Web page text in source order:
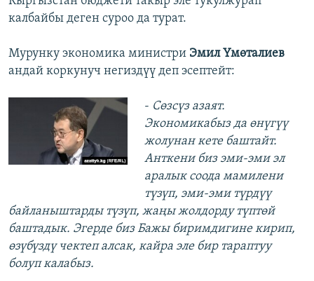
калбайбы деген суроо да турат.
Мурунку экономика министри Эмил Үмөталиев
андай коркунуч негиздүү деп эсептейт:
- Сөзсүз азаят.
Экономикабыз да өнүгүү
жолунан кете баштайт.
Анткени биз эми-эми эл
аралык соода мамилени
түзүп, эми-эми түрдүү
байланыштарды түзүп, жаңы жолдорду түптөй
баштадык. Эгерде биз Бажы биримдигине кирип,
өзүбүздү чектеп алсак, кайра эле бир тараптуу
болуп калабыз.